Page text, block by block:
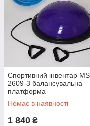
Спортивний інвентар MS
2609-3 балансувальна
платформа
Немає в наявності
1 840 ₴